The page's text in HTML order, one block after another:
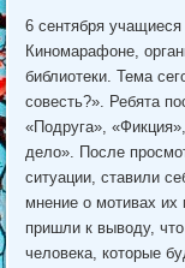
6 сентября
Киномарафоне,
библиотеки. Тема
совесть?». Ребята
«Подруга»,
дело». После
ситуации, ставили
мнение о мотивах их
пришли к выводу,
человека, которые